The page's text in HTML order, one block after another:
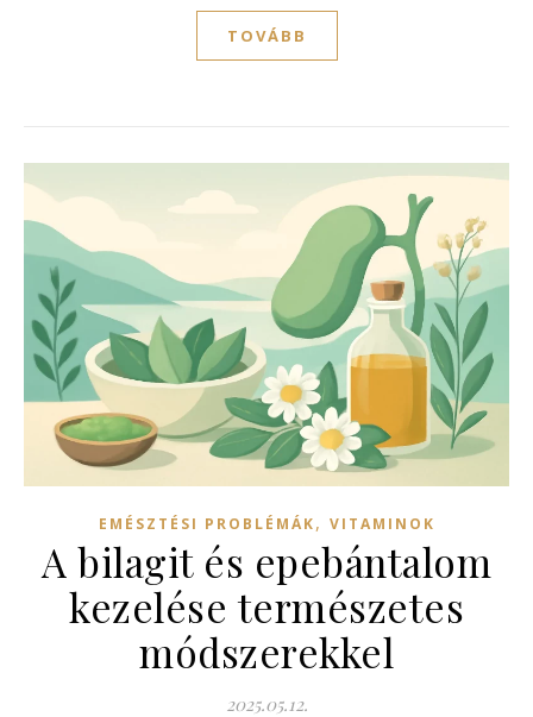
TOVÁBB
EMÉSZTÉSI PROBLÉMÁK, VITAMINOK
A bilagit és epebántalom
kezelése természetes
módszerekkel
2025.05.12.